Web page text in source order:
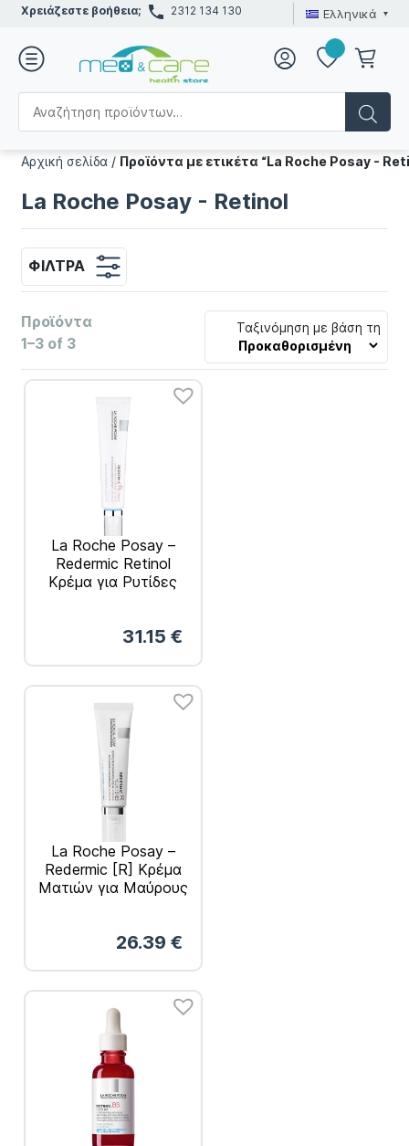
Χρειάζεστε βοήθεια; 2312 134 130 Ελληνικά
Αρχική σελίδα / Προϊόντα με ετικέτα “La Roche Posay -
La Roche Posay - Retinol
ΦΊΛΤΡΑ
Προϊόντα
1–3 of 3
Ταξινόμηση με βάση τη
La Roche Posay –
Redermic Retinol
Κρέμα για Ρυτίδες
31.15 €
La Roche Posay –
Redermic [R] Κρέμα
Ματιών για Μαύρους
26.39 €